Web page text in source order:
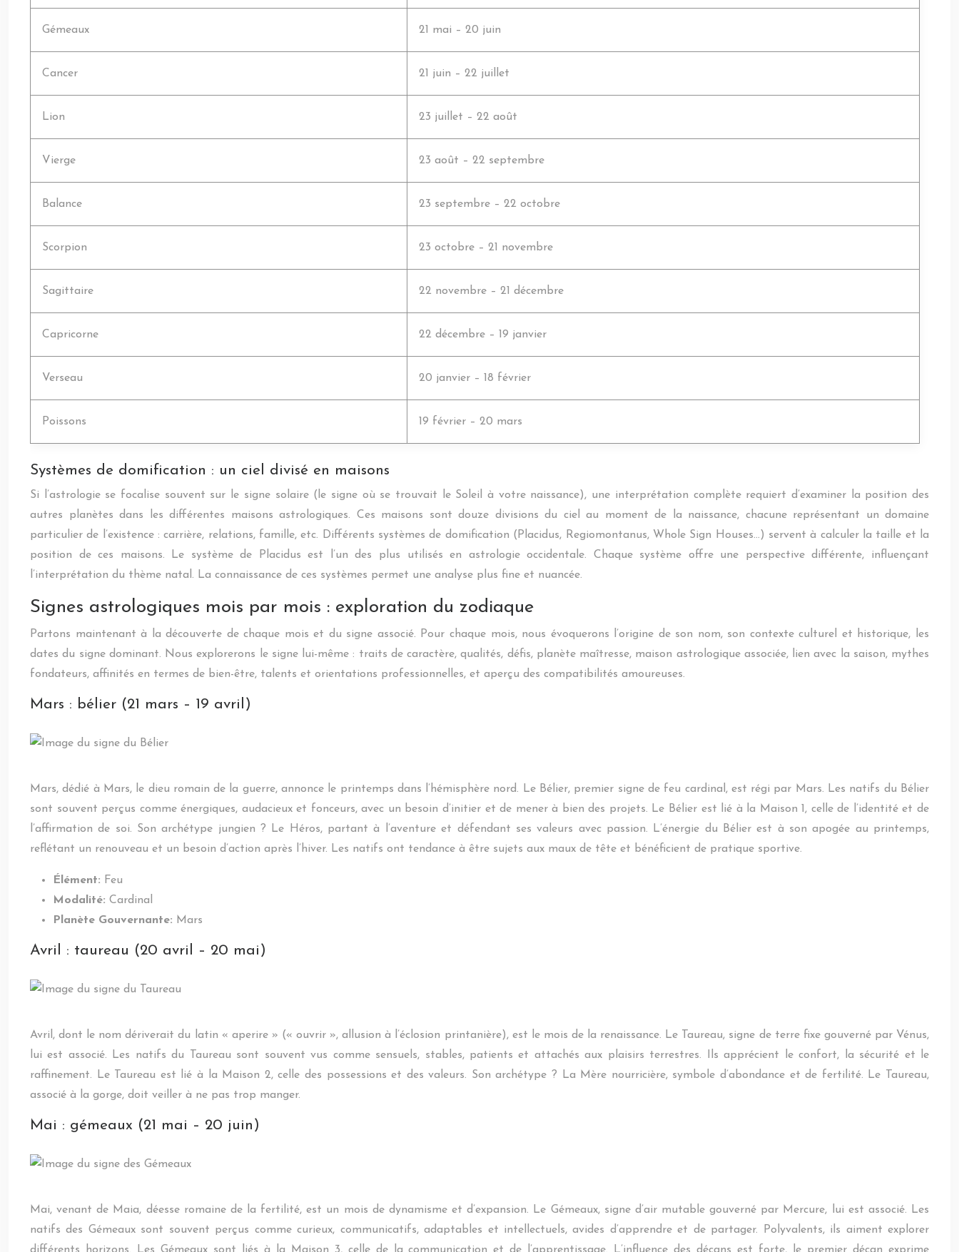
Gémeaux 21 mai – 20 juin
Cancer 21 juin – 22 juillet
Lion 23 juillet – 22 août
Vierge 23 août – 22 septembre
Balance 23 septembre – 22 octobre
Scorpion 23 octobre – 21 novembre
Sagittaire 22 novembre – 21 décembre
Capricorne 22 décembre – 19 janvier
Verseau 20 janvier – 18 février
Poissons 19 février – 20 mars
Systèmes de domification : un ciel divisé en maisons
Si l’astrologie se focalise souvent sur le signe solaire (le signe où se trouvait le Soleil à votre naissance), une interprétation complète requiert d’examiner la position des
autres planètes dans les différentes maisons astrologiques. Ces maisons sont douze divisions du ciel au moment de la naissance, chacune représentant un domaine
particulier de l’existence : carrière, relations, famille, etc. Différents systèmes de domification (Placidus, Regiomontanus, Whole Sign Houses…) servent à calculer la taille et la
position de ces maisons. Le système de Placidus est l’un des plus utilisés en astrologie occidentale. Chaque système offre une perspective différente, influençant
l’interprétation du thème natal. La connaissance de ces systèmes permet une analyse plus fine et nuancée.
Signes astrologiques mois par mois : exploration du zodiaque
Partons maintenant à la découverte de chaque mois et du signe associé. Pour chaque mois, nous évoquerons l’origine de son nom, son contexte culturel et historique, les
dates du signe dominant. Nous explorerons le signe lui-même : traits de caractère, qualités, défis, planète maîtresse, maison astrologique associée, lien avec la saison, mythes
fondateurs, affinités en termes de bien-être, talents et orientations professionnelles, et aperçu des compatibilités amoureuses.
Mars : bélier (21 mars – 19 avril)
Mars, dédié à Mars, le dieu romain de la guerre, annonce le printemps dans l’hémisphère nord. Le Bélier, premier signe de feu cardinal, est régi par Mars. Les natifs du Bélier
sont souvent perçus comme énergiques, audacieux et fonceurs, avec un besoin d’initier et de mener à bien des projets. Le Bélier est lié à la Maison 1, celle de l’identité et de
l’affirmation de soi. Son archétype jungien ? Le Héros, partant à l’aventure et défendant ses valeurs avec passion. L’énergie du Bélier est à son apogée au printemps,
reflétant un renouveau et un besoin d’action après l’hiver. Les natifs ont tendance à être sujets aux maux de tête et bénéficient de pratique sportive.
Élément: Feu
Modalité: Cardinal
Planète Gouvernante: Mars
Avril : taureau (20 avril – 20 mai)
Avril, dont le nom dériverait du latin « aperire » (« ouvrir », allusion à l’éclosion printanière), est le mois de la renaissance. Le Taureau, signe de terre fixe gouverné par Vénus,
lui est associé. Les natifs du Taureau sont souvent vus comme sensuels, stables, patients et attachés aux plaisirs terrestres. Ils apprécient le confort, la sécurité et le
raffinement. Le Taureau est lié à la Maison 2, celle des possessions et des valeurs. Son archétype ? La Mère nourricière, symbole d’abondance et de fertilité. Le Taureau,
associé à la gorge, doit veiller à ne pas trop manger.
Mai : gémeaux (21 mai – 20 juin)
Mai, venant de Maia, déesse romaine de la fertilité, est un mois de dynamisme et d’expansion. Le Gémeaux, signe d’air mutable gouverné par Mercure, lui est associé. Les
natifs des Gémeaux sont souvent perçus comme curieux, communicatifs, adaptables et intellectuels, avides d’apprendre et de partager. Polyvalents, ils aiment explorer